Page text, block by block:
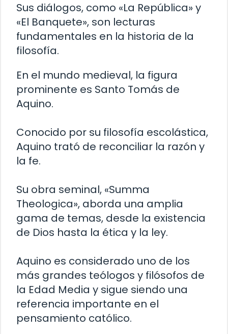
Sus diálogos, como «La República» y
«El Banquete», son lecturas
fundamentales en la historia de la
filosofía.
En el mundo medieval, la figura
prominente es Santo Tomás de
Aquino.
Conocido por su filosofía escolástica,
Aquino trató de reconciliar la razón y
la fe.
Su obra seminal, «Summa
Theologica», aborda una amplia
gama de temas, desde la existencia
de Dios hasta la ética y la ley.
Aquino es considerado uno de los
más grandes teólogos y filósofos de
la Edad Media y sigue siendo una
referencia importante en el
pensamiento católico.